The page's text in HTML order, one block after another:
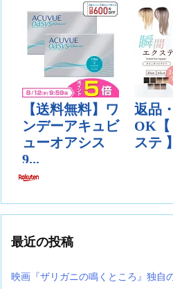
最近の投稿
映画『ザリガニの鳴くところ』独自